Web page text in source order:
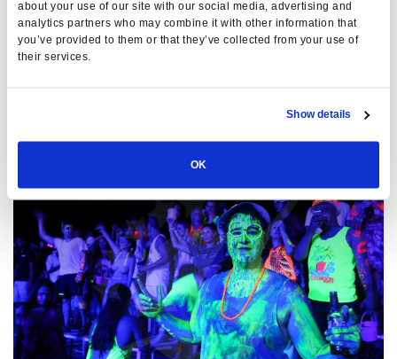
about your use of our site with our social media, advertising and
analytics partners who may combine it with other information that
you’ve provided to them or that they’ve collected from your use of
their services.
Show details
OK
バックは当社にとって重要であり、お客様のお手伝いをいたし
ます。